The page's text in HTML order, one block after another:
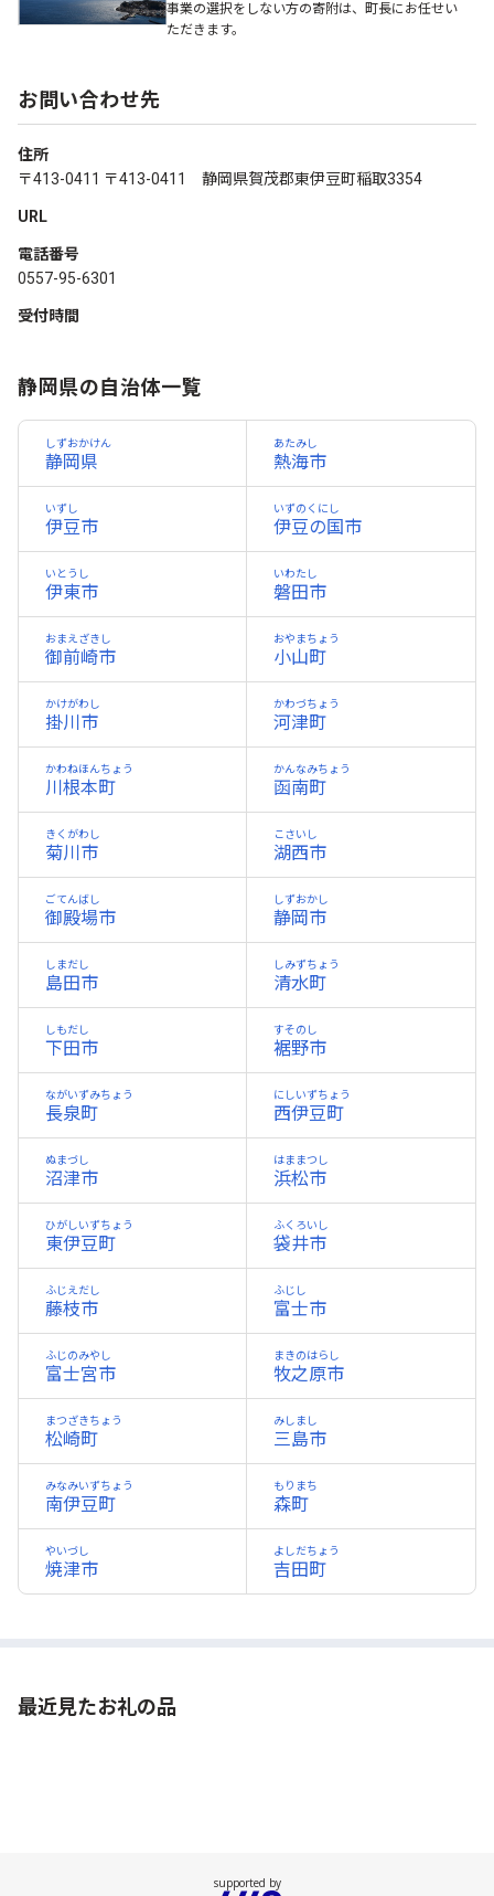
事業の選択をしない方の寄附は、町長にお任せい
ただきます。
お問い合わせ先
住所
〒413-0411 〒413-0411 静岡県賀茂郡東伊豆町稲取3354
URL
電話番号
0557-95-6301
受付時間
静岡県の自治体一覧
静岡県
しずおかけん
熱海市
あたみし
伊豆市
いずし
伊豆の国市
いずのくにし
伊東市
いとうし
磐田市
いわたし
御前崎市
おまえざきし
小山町
おやまちょう
掛川市
かけがわし
河津町
かわづちょう
川根本町
かわねほんちょう
函南町
かんなみちょう
菊川市
きくがわし
湖西市
こさいし
御殿場市
ごてんばし
静岡市
しずおかし
島田市
しまだし
清水町
しみずちょう
下田市
しもだし
裾野市
すそのし
長泉町
ながいずみちょう
西伊豆町
にしいずちょう
沼津市
ぬまづし
浜松市
はままつし
東伊豆町
ひがしいずちょう
袋井市
ふくろいし
藤枝市
ふじえだし
富士市
ふじし
富士宮市
ふじのみやし
牧之原市
まきのはらし
松崎町
まつざきちょう
三島市
みしまし
南伊豆町
みなみいずちょう
森町
もりまち
焼津市
やいづし
吉田町
よしだちょう
最近見たお礼の品